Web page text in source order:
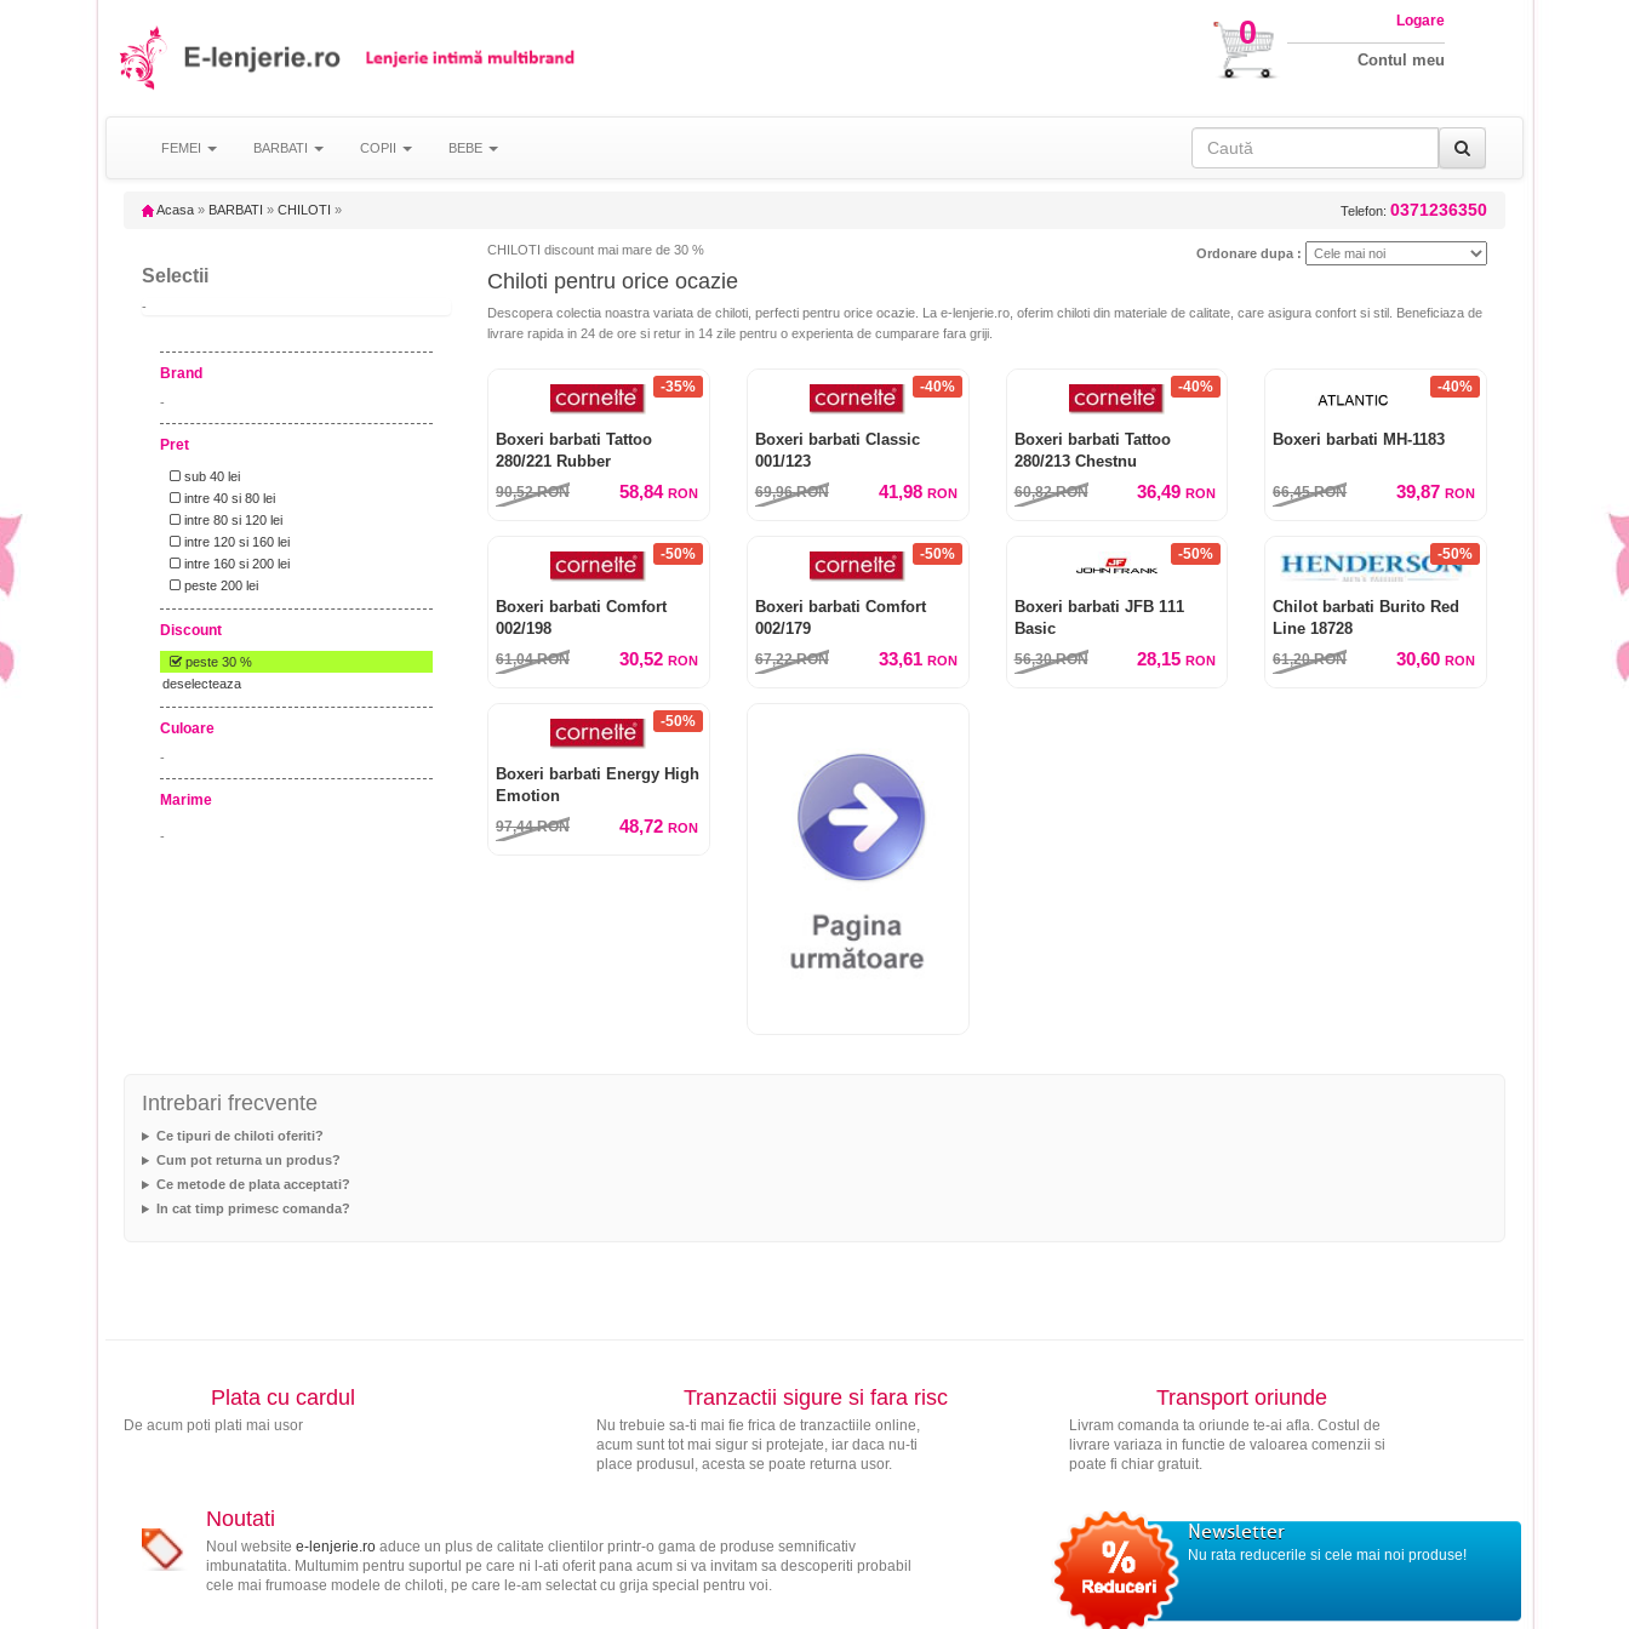
0 Logare
Contul meu
FEMEI BARBATI COPII BEBE
Acasa » BARBATI » CHILOTI » Telefon: 0371236350
Selectii
-
Brand
-
Pret
sub 40 lei
intre 40 si 80 lei
intre 80 si 120 lei
intre 120 si 160 lei
intre 160 si 200 lei
peste 200 lei
Discount
peste 30 %
deselecteaza
Culoare
-
Marime
-
CHILOTI discount mai mare de 30 % Ordonare dupa :
Chiloti pentru orice ocazie
Descopera colectia noastra variata de chiloti, perfecti pentru orice ocazie. La e-lenjerie.ro, oferim chiloti din materiale de calitate, care asigura confort si stil. Beneficiaza de
livrare rapida in 24 de ore si retur in 14 zile pentru o experienta de cumparare fara griji.
-35%
Boxeri barbati Tattoo
280/221 Rubber
90,52RON 58,84 RON
-40%
Boxeri barbati Classic
001/123
69,96RON 41,98 RON
-40%
Boxeri barbati Tattoo
280/213 Chestnu
60,82RON 36,49RON
-40%
Boxeri barbati MH-1183
66,45RON 39,87 RON
-50%
Boxeri barbati Comfort
002/198
61,04RON 30,52 RON
-50%
Boxeri barbati Comfort
002/179
67,22RON 33,61 RON
-50%
Boxeri barbati JFB 111
Basic
56,30RON 28,15RON
-50%
Chilot barbati Burito Red
Line 18728
61,20RON 30,60 RON
-50%
Boxeri barbati Energy High
Emotion
97,44RON 48,72 RON
Intrebari frecvente
Ce tipuri de chiloti oferiti?
Cum pot returna un produs?
Ce metode de plata acceptati?
In cat timp primesc comanda?
Plata cu cardul
De acum poti plati mai usor
Tranzactii sigure si fara risc
Nu trebuie sa-ti mai fie frica de tranzactiile online,
acum sunt tot mai sigur si protejate, iar daca nu-ti
place produsul, acesta se poate returna usor.
Transport oriunde
Livram comanda ta oriunde te-ai afla. Costul de
livrare variaza in functie de valoarea comenzii si
poate fi chiar gratuit.
Noutati
Noul website e-lenjerie.roaduce un plus de calitate clientilor printr-o gama de produse semnificativ
imbunatatita. Multumim pentru suportul pe care ni l-ati oferit pana acum si va invitam sa descoperiti probabil
cele mai frumoase modele de chiloti, pe care le-am selectat cu grija special pentru voi.
Newsletter
Nu rata reducerile si cele mai noi produse!